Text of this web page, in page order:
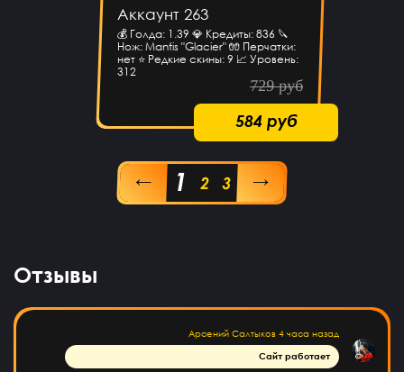
Аккаунт 263
💰 Голда: 1.39 💎 Кредиты: 836 🔪
Нож: Mantis "Glacier" 🧤 Перчатки:
нет ⭐️ Редкие скины: 9 📈 Уровень:
312
729 руб
584 руб
← 1 2 3 →
Отзывы
Куда пришел? На почту?
Айнур Кулиева 8 часов назад
Акк пришел)))
8 часов назад
Я хз насчёт сайта. Куплю аккаунт и напишу ещё раз
обман, или нет
Daniel Abazov6 часов назад
Арсений Салтыков 4 часа назад
Сайт работает